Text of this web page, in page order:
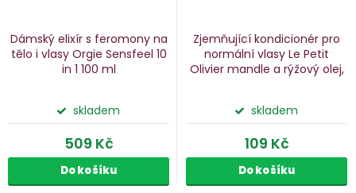
Dámský elixír s feromony na
tělo i vlasy Orgie Sensfeel 10
in 1 100 ml
skladem
509 Kč
Do košíku
Zjemňující kondicionér pro
normální vlasy Le Petit
Olivier mandle a rýžový olej,
skladem
109 Kč
Do košíku